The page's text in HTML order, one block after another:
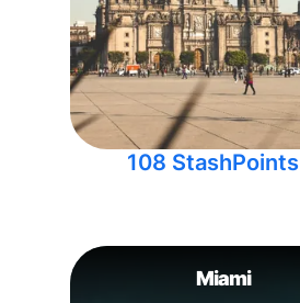
108 StashPoints
Miami